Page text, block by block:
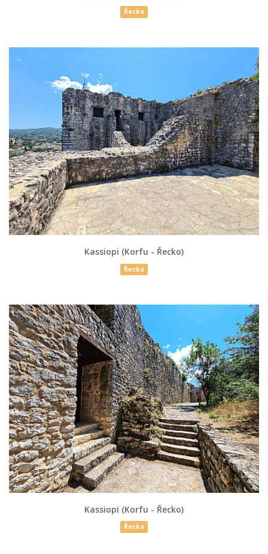
Řecko
Kassiopi (Korfu - Řecko)
Řecko
Kassiopi (Korfu - Řecko)
Řecko